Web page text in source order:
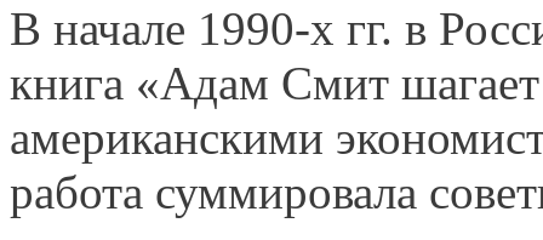
В начале 1990-х гг. в
книга «Адам Смит
американскими
работа суммировала